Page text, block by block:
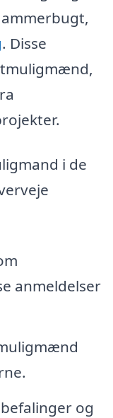
. Disse
i de
anmeldelser
og